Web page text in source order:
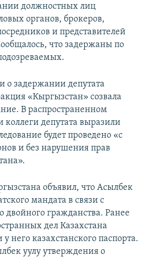
должностных лиц
органов, брокеров,
и представителей
что задержаны по
о задержании депутата
«Кыргызстан» созвала
В распространенном
коллеги депутата выразили
будет проведено «с
и без нарушения прав
объявил, что Асылбек
мандата в связи с
двойного гражданства. Ранее
дел Казахстана
него казахстанского паспорта.
уулу утверждения о